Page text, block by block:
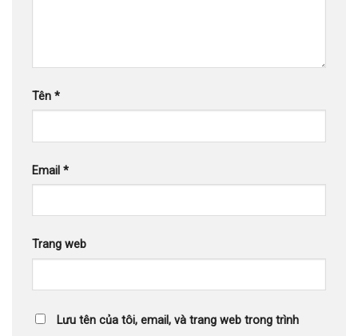
Tên *
Email *
Trang web
Lưu tên của tôi, email, và trang web trong trình